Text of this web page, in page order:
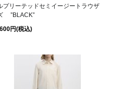
プリーテッドセミイージートラウザ
”BLACK”
円(税込)